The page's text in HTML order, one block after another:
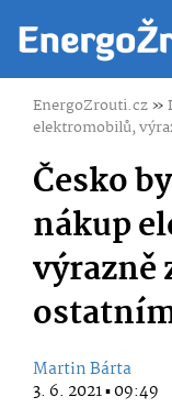
EnergoZrouti.cz»
elektromobilů,
Česko
nákup
výrazně
Martin Bárta
3. 6. 2021 ▪ 09:49